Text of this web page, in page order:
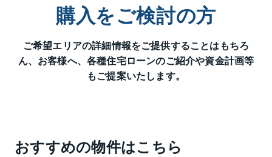
購入をご検討の方
ご希望エリアの詳細情報をご提供することはもちろ
ん、 お客様へ、各種住宅ローンのご紹介や資金計画等
もご提案いたします。
おすすめの物件はこちら